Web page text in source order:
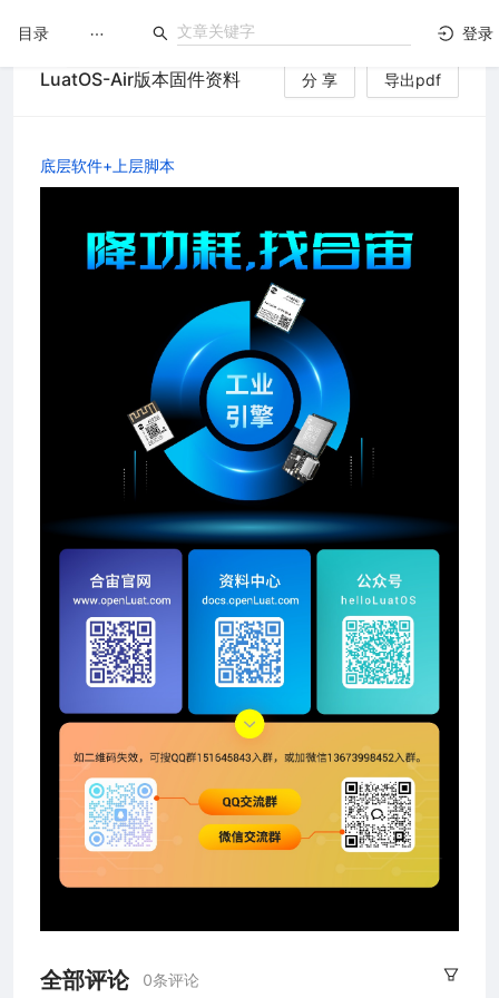
登录
目录
文档没解决？论坛发个帖！
LuatOS-Air版本固件资料 分 享 导出pdf
底层软件+上层脚本
全部评论 0条评论